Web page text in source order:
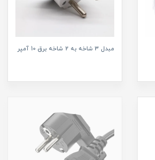
مبدل 3 شاخه به 2 شاخه برق 10 آمپر